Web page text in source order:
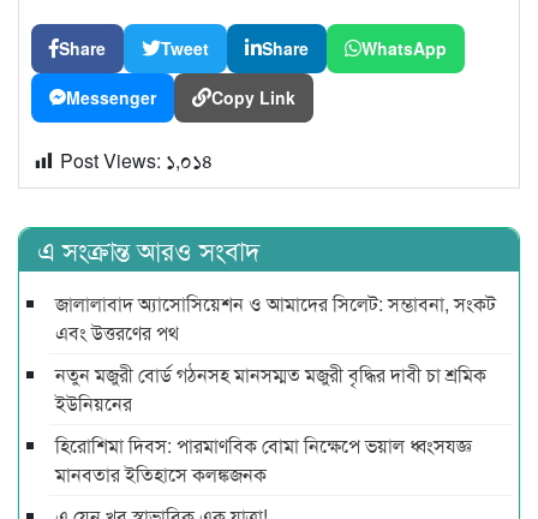
Share Tweet Share WhatsApp
Messenger Copy Link
Post Views: ১,০১৪
এ সংক্রান্ত আরও সংবাদ
জালালাবাদ অ্যাসোসিয়েশন ও আমাদের সিলেট: সম্ভাবনা, সংকট
এবং উত্তরণের পথ
নতুন মজুরী বোর্ড গঠনসহ মানসম্মত মজুরী বৃদ্ধির দাবী চা শ্রমিক
ইউনিয়নের
হিরোশিমা দিবস: পারমাণবিক বোমা নিক্ষেপে ভয়াল ধ্বংসযজ্ঞ
মানবতার ইতিহাসে কলঙ্কজনক